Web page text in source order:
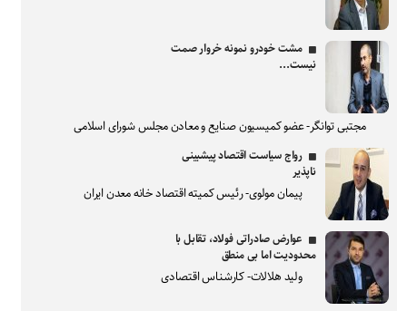
مشت خودرو نمونه خروار صمت
نیست...
مجتبی توانگر- عضو کمیسیون صنایع و معادن مجلس شورای اسلامی
رواج سیاست اقتصاد پیشبینی
ناپذیر
پیمان مولوی- رئیس کمیته اقتصاد خانه معدن ایران
عوارض صادراتی فولاد، تقابل با
محدودیت اما بی منطق
ولید هلالات- کارشناس اقتصادی